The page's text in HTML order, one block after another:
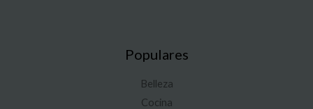
Populares
Belleza
Cocina